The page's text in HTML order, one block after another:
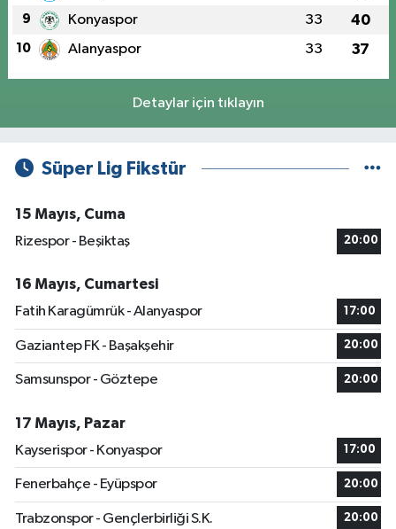
9 Konyaspor 33 40
10 Alanyaspor 33 37
Detaylar için tıklayın
Süper Lig Fikstür
15 Mayıs, Cuma
Rizespor - Beşiktaş
20:00
16 Mayıs, Cumartesi
Fatih Karagümrük - Alanyaspor
17:00
Gaziantep FK - Başakşehir 20:00
Samsunspor - Göztepe 20:00
17 Mayıs, Pazar
Kayserispor - Konyaspor
17:00
Fenerbahçe - Eyüpspor 20:00
Trabzonspor - Gençlerbirliği S.K. 20:00